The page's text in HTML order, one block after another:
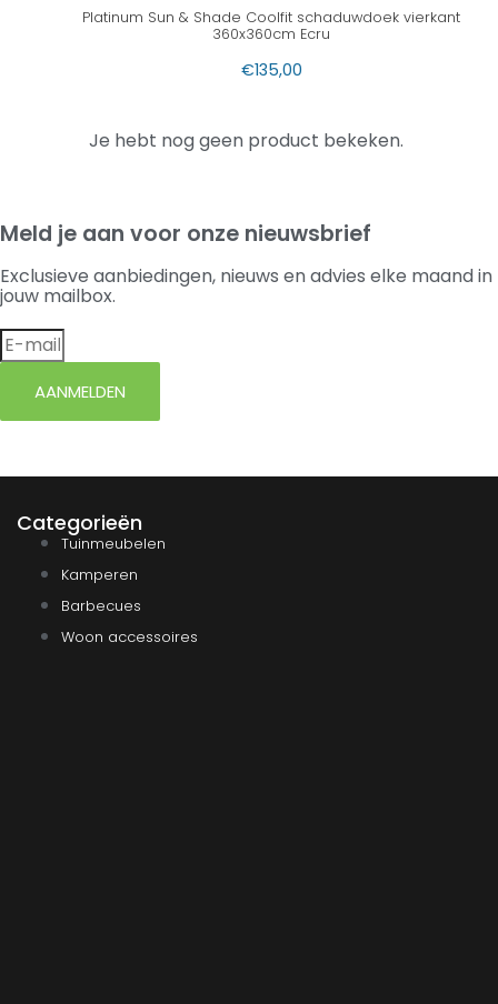
Platinum Sun & Shade Coolfit schaduwdoek vierkant
360x360cm Ecru
€135,00
Je hebt nog geen product bekeken.
Meld je aan voor onze nieuwsbrief
Exclusieve aanbiedingen, nieuws en advies elke maand in
jouw mailbox.
AANMELDEN
Categorieën
Tuinmeubelen
Kamperen
Barbecues
Woon accessoires